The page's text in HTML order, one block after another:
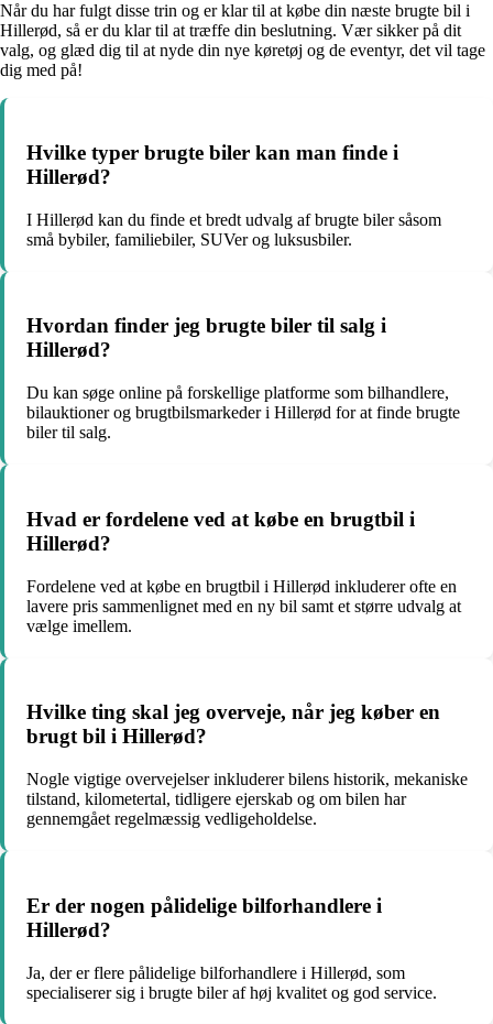
Når du har fulgt disse trin og er klar til at købe din næste brugte bil i
Hillerød, så er du klar til at træffe din beslutning. Vær sikker på dit
valg, og glæd dig til at nyde din nye køretøj og de eventyr, det vil tage
dig med på!
Hvilke typer brugte biler kan man finde i
Hillerød?
I Hillerød kan du finde et bredt udvalg af brugte biler såsom
små bybiler, familiebiler, SUVer og luksusbiler.
Hvordan finder jeg brugte biler til salg i
Hillerød?
Du kan søge online på forskellige platforme som bilhandlere,
bilauktioner og brugtbilsmarkeder i Hillerød for at finde brugte
biler til salg.
Hvad er fordelene ved at købe en brugtbil i
Hillerød?
Fordelene ved at købe en brugtbil i Hillerød inkluderer ofte en
lavere pris sammenlignet med en ny bil samt et større udvalg at
vælge imellem.
Hvilke ting skal jeg overveje, når jeg køber en
brugt bil i Hillerød?
Nogle vigtige overvejelser inkluderer bilens historik, mekaniske
tilstand, kilometertal, tidligere ejerskab og om bilen har
gennemgået regelmæssig vedligeholdelse.
Er der nogen pålidelige bilforhandlere i
Hillerød?
Ja, der er flere pålidelige bilforhandlere i Hillerød, som
specialiserer sig i brugte biler af høj kvalitet og god service.